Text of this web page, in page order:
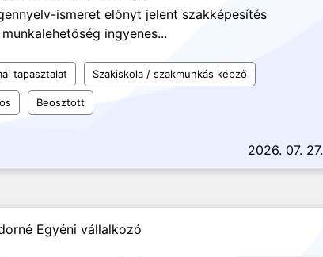
ismeret előnyt jelent szakképesítés
ingyenes...
tapasztalat Szakiskola / szakmunkás képző
Beosztott
2026. 07. 27.
Egyéni vállalkozó